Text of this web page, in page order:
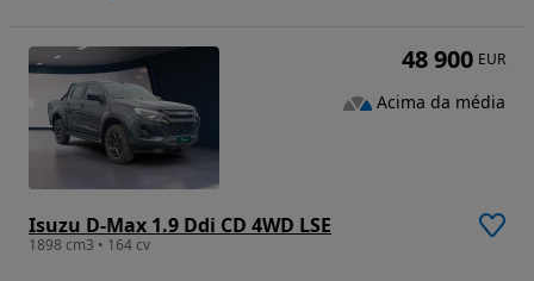
Isuzu D-Max 1.9 Ddi CD 4WD LSE
1898 cm3 • 164 cv
48 900 EUR
Acima da média